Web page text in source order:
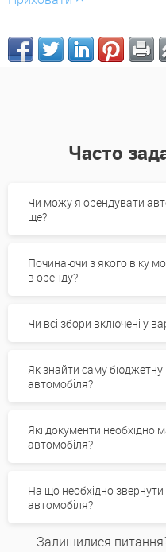
Часто
Чи можу я орендувати
ще?
Починаючи з якого віку
в оренду?
Чи всі збори включені у
Як знайти саму бюджетну
автомобіля?
Які документи необхідно
автомобіля?
На що необхідно звернути
автомобіля?
Залишилися